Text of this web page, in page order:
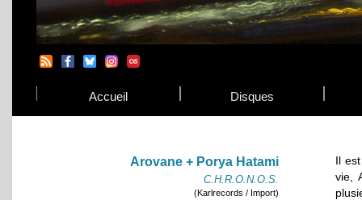
Accueil Disques
Arovane + Porya Hatami
C.H.R.O.N.O.S.
(Karlrecords / Import)
Il
vie,